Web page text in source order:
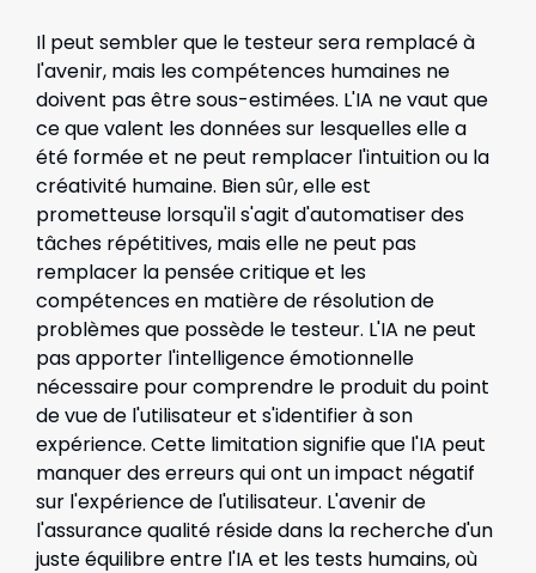
Il peut sembler que le testeur sera remplacé à
l'avenir, mais les compétences humaines ne
doivent pas être sous-estimées. L'IA ne vaut que
ce que valent les données sur lesquelles elle a
été formée et ne peut remplacer l'intuition ou la
créativité humaine. Bien sûr, elle est
prometteuse lorsqu'il s'agit d'automatiser des
tâches répétitives, mais elle ne peut pas
remplacer la pensée critique et les
compétences en matière de résolution de
problèmes que possède le testeur. L'IA ne peut
pas apporter l'intelligence émotionnelle
nécessaire pour comprendre le produit du point
de vue de l'utilisateur et s'identifier à son
expérience. Cette limitation signifie que l'IA peut
manquer des erreurs qui ont un impact négatif
sur l'expérience de l'utilisateur. L'avenir de
l'assurance qualité réside dans la recherche d'un
juste équilibre entre l'IA et les tests humains, où